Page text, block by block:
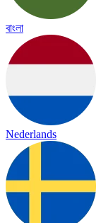
বাংলা
Nederlands